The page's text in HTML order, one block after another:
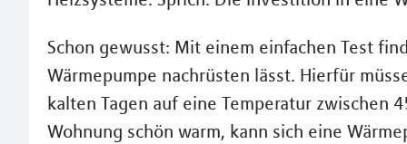
Schon gewusst: Mit einem einfachen Test
Wärmepumpe nachrüsten lässt. Hierfür
kalten Tagen auf eine Temperatur zwischen
Wohnung schön warm, kann sich eine